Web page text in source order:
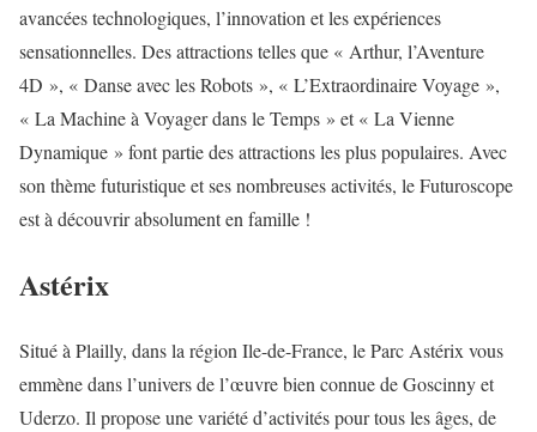
avancées technologiques, l’innovation et les expériences
sensationnelles. Des attractions telles que « Arthur, l’Aventure
4D », « Danse avec les Robots », « L’Extraordinaire Voyage »,
« La Machine à Voyager dans le Temps » et « La Vienne
Dynamique » font partie des attractions les plus populaires. Avec
son thème futuristique et ses nombreuses activités, le Futuroscope
est à découvrir absolument en famille !
Astérix
Situé à Plailly, dans la région Ile-de-France, le Parc Astérix vous
emmène dans l’univers de l’œuvre bien connue de Goscinny et
Uderzo. Il propose une variété d’activités pour tous les âges, de